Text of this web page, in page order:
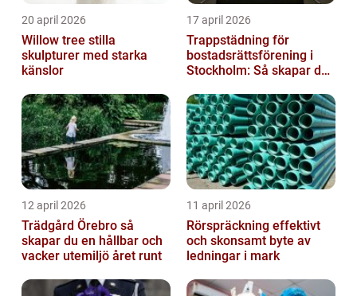
20 april 2026
Willow tree stilla
skulpturer med starka
känslor
17 april 2026
Trappstädning för
bostadsrättsförening i
Stockholm: Så skapar du
trapphus...
12 april 2026
Trädgård Örebro så
skapar du en hållbar och
vacker utemiljö året runt
11 april 2026
Rörspräckning effektivt
och skonsamt byte av
ledningar i mark